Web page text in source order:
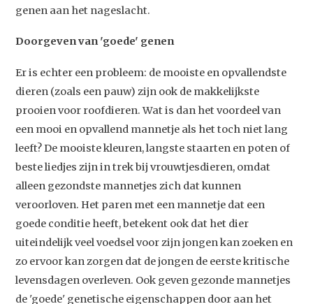
genen aan het nageslacht.
Doorgeven van 'goede' genen
Er is echter een probleem: de mooiste en opvallendste
dieren (zoals een pauw) zijn ook de makkelijkste
prooien voor roofdieren. Wat is dan het voordeel van
een mooi en opvallend mannetje als het toch niet lang
leeft? De mooiste kleuren, langste staarten en poten of
beste liedjes zijn in trek bij vrouwtjesdieren, omdat
alleen gezondste mannetjes zich dat kunnen
veroorloven. Het paren met een mannetje dat een
goede conditie heeft, betekent ook dat het dier
uiteindelijk veel voedsel voor zijn jongen kan zoeken en
zo ervoor kan zorgen dat de jongen de eerste kritische
levensdagen overleven. Ook geven gezonde mannetjes
de 'goede' genetische eigenschappen door aan het